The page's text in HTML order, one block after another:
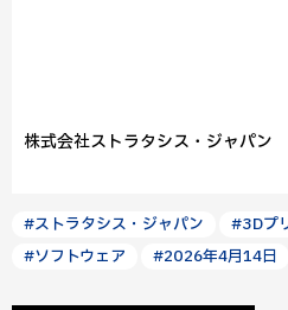
株式会社ストラタシス・ジャパン
#ストラタシス・ジャパン #3Dプ
#ソフトウェア
#2026年4月14日